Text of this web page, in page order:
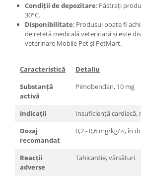
Condiții de depozitare: Păstrați
30°C.
Disponibilitate: Produsul poate fi
de rețetă medicală veterinară și este
veterinare Mobile Pet și PetMart.
Caracteristică
Detaliu
Substanță
activă
Pimobendan, 10 mg
Indicații
Insuficiență cardiacă,
Dozaj
recomandat
0,2 - 0,6 mg/kg/zi, în
Reacții
adverse
Tahicardie, vărsături